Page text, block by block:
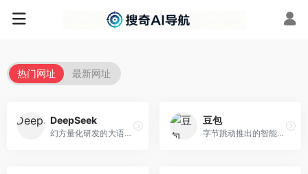
热门网址 最新网址
DeepSeek
幻方量化研发的大语言模型平台，专注于深度推理和代码生成能力。面向开发者、研究人员和技术爱好者，提供强大的逻辑推理和数学计算功能，开源生态完善，API接口友好。
豆包
字节跳动推出的智能对话助手平台，提供文本创作、知识问答、英语学习等多种AI服务。面向普通用户和内容创作者，支持多轮对话和文件解析，免费使用，响应速度快，中文理解能力强。